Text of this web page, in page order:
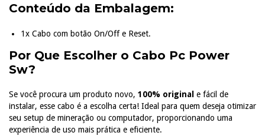
Conteúdo da Embalagem:
1x Cabo com botão On/Off e Reset.
Por Que Escolher o Cabo Pc Power
Sw?
Se você procura um produto novo, 100% original e fácil de
instalar, esse cabo é a escolha certa! Ideal para quem deseja otimizar
seu setup de mineração ou computador, proporcionando uma
experiência de uso mais prática e eficiente.